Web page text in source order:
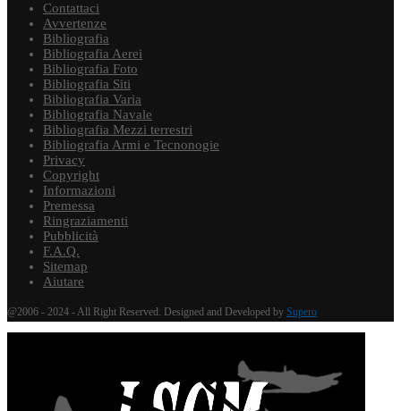
Contattaci
Avvertenze
Bibliografia
Bibliografia Aerei
Bibliografia Foto
Bibliografia Siti
Bibliografia Varia
Bibliografia Navale
Bibliografia Mezzi terrestri
Bibliografia Armi e Tecnonogie
Privacy
Copyright
Informazioni
Premessa
Ringraziamenti
Pubblicità
F.A.Q.
Sitemap
Aiutare
@2006 - 2024 - All Right Reserved. Designed and Developed by Supero